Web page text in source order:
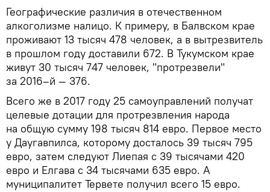
Географические различия в отечественном
алкоголизме налицо. К примеру, в Балвском крае
проживают 13 тысяч 478 человек, а в вытрезвитель
в прошлом году доставили 672. В Тукумском крае
живут 30 тысяч 747 человек, "протрезвели"
за 2016–й — 376.
Всего же в 2017 году 25 самоуправлений получат
целевые дотации для протрезвления народа
на общую сумму 198 тысяч 814 евро. Первое место
у Даугавпилса, которому досталось 39 тысяч 795
евро, затем следуют Лиепая с 39 тысячами 420
евро и Елгава с 34 тысячами 635 евро. А
муниципалитет Тервете получил всего 15 евро.